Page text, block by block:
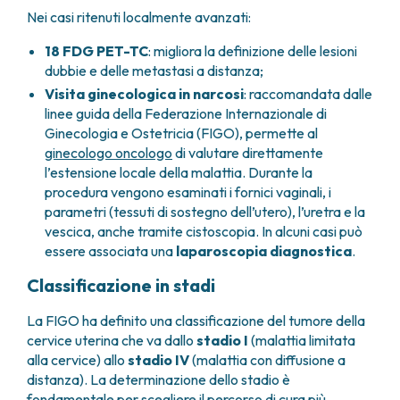
Nei casi ritenuti localmente avanzati:
18 FDG PET-TC: migliora la definizione delle lesioni
dubbie e delle metastasi a distanza;
Visita ginecologica in narcosi: raccomandata dalle
linee guida della Federazione Internazionale di
Ginecologia e Ostetricia(FIGO), permette al
ginecologo oncologo di valutare direttamente
l’estensione locale della malattia. Durante la
procedura vengono esaminati i fornici vaginali, i
parametri (tessuti di sostegno dell’utero), l’uretra e la
vescica, anche tramite cistoscopia. In alcuni casi può
essere associata una laparoscopia diagnostica.
Classificazione in stadi
La FIGO ha definito una classificazione del tumore della
cervice uterina che va dallo stadio I (malattia limitata
alla cervice) allo stadio IV(malattia con diffusione a
distanza). La determinazione dello stadio è